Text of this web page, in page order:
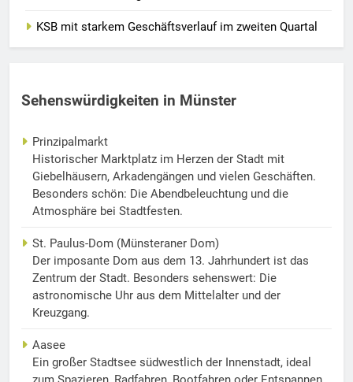
KSB mit starkem Geschäftsverlauf im zweiten Quartal
Sehenswürdigkeiten in Münster
Prinzipalmarkt
Historischer Marktplatz im Herzen der Stadt mit
Giebelhäusern, Arkadengängen und vielen Geschäften.
Besonders schön: Die Abendbeleuchtung und die
Atmosphäre bei Stadtfesten.
St. Paulus-Dom (Münsteraner Dom)
Der imposante Dom aus dem 13. Jahrhundert ist das
Zentrum der Stadt. Besonders sehenswert: Die
astronomische Uhr aus dem Mittelalter und der
Kreuzgang.
Aasee
Ein großer Stadtsee südwestlich der Innenstadt, ideal